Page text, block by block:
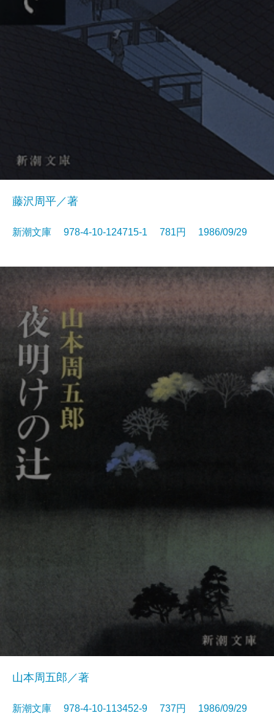
藤沢周平／著
新潮文庫 978-4-10-124715-1 781円 1986/09/29
山本周五郎／著
新潮文庫 978-4-10-113452-9 737円 1986/09/29